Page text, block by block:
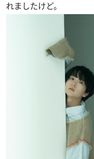
れましたけど。